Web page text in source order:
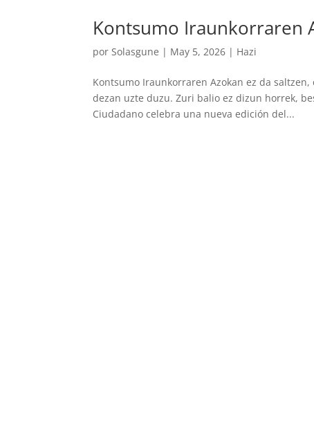
Kontsumo Iraunkorraren
porSolasgune | May 5, 2026 | Hazi
Kontsumo Iraunkorraren Azokan ez da
dezan uzte duzu. Zuri balio ez dizun horrek,
Ciudadano celebra una nueva edición del...